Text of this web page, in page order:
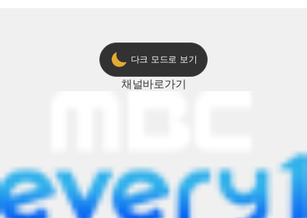
다크 모드로 보기
채널바로가기